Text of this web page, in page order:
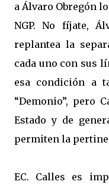
a Álvaro Obregón
NGP. No fíjate,
replantea la
cada uno con sus
esa condición a
“Demonio”, pero
Estado y de
permiten la
EC. Calles es